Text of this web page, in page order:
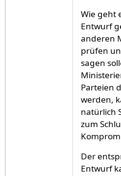
Wie geht
Entwurf
anderen
prüfen
sagen
Parteien
werden,
natürlich
zum
Der
Entwurf